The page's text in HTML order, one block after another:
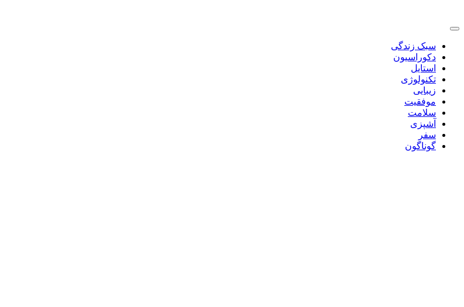
سبک زندگی
دکوراسیون
استایل
تکنولوژی
زیبایی
موفقیت
سلامت
آشپزی
سفر
گوناگون